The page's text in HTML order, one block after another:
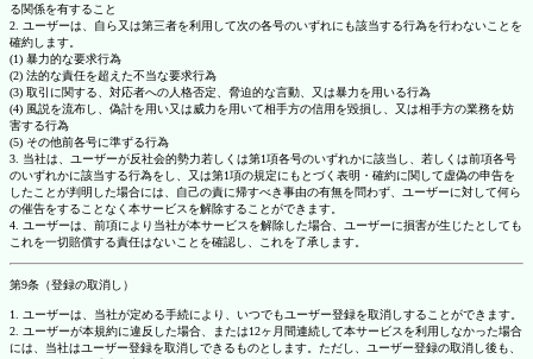
る関係を有すること
2. ユーザーは、自ら又は第三者を利用して次の各号のいずれにも該当する行為を行わないことを
確約します。
(1) 暴力的な要求行為
(2) 法的な責任を超えた不当な要求行為
(3) 取引に関する、対応者への人格否定、脅迫的な言動、又は暴力を用いる行為
(4) 風説を流布し、偽計を用い又は威力を用いて相手方の信用を毀損し、又は相手方の業務を妨
害する行為
(5) その他前各号に準ずる行為
3. 当社は、ユーザーが反社会的勢力若しくは第1項各号のいずれかに該当し、若しくは前項各号
のいずれかに該当する行為をし、又は第1項の規定にもとづく表明・確約に関して虚偽の申告を
したことが判明した場合には、自己の責に帰すべき事由の有無を問わず、ユーザーに対して何ら
の催告をすることなく本サービスを解除することができます。
4. ユーザーは、前項により当社が本サービスを解除した場合、ユーザーに損害が生じたとしても
これを一切賠償する責任はないことを確認し、これを了承します。
第9条（登録の取消し）
1. ユーザーは、当社が定める手続により、いつでもユーザー登録を取消しすることができます。
2. ユーザーが本規約に違反した場合、または12ヶ月間連続して本サービスを利用しなかった場合
には、当社はユーザー登録を取消しできるものとします。ただし、ユーザー登録の取消し後も、